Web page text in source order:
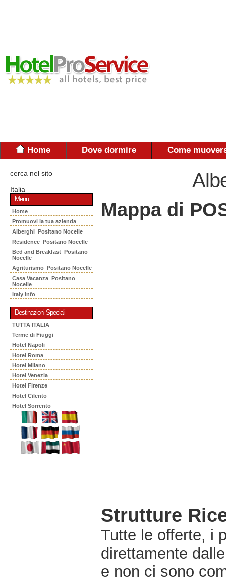
Home Dove dormire Come
cerca nel sito
Italia
Menu
Home
Promuovi la tua azienda
Alberghi Positano Nocelle
Residence Positano Nocelle
Bed and Breakfast Positano
Nocelle
Agriturismo Positano Nocelle
Casa Vacanza Positano
Nocelle
Italy Info
Destinazioni Speciali
TUTTA ITALIA
Terme di Fiuggi
Hotel Napoli
Hotel Roma
Hotel Milano
Hotel Venezia
Hotel Firenze
Hotel Cilento
Hotel Sorrento
Mappa di
Strutture
Tutte le offerte, i
direttamente
e non ci sono